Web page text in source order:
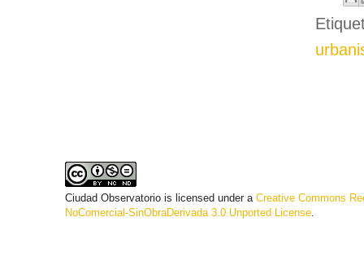
Ciudad Observatorio is licensed under a Creative Commons
NoComercial-SinObraDerivada 3.0 Unported License